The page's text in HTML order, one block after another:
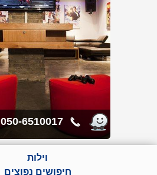
050-6510017
וילות
וילות למסיבת רווקות
חיפושים נפוצים